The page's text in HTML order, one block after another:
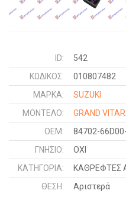
ID:
542
ΚΩΔΙΚΌΣ:
010807482
ΜΑΡΚΑ:
SUZUKI
ΜΟΝΤΕΛΟ:
GRAND
OEM:
84702-
ΓΝΉΣΙΟ:
ΟΧΙ
ΚΑΤΗΓΟΡΊΑ:
ΚΑΘΡΕΦΤΕΣ
ΘΈΣΗ:
Αριστερά